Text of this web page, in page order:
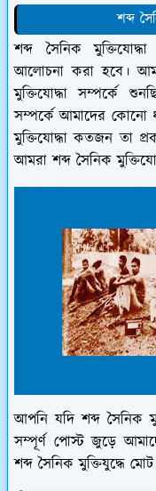
শব্দ
শব্দ সৈনিক
আলোচনা করা হবে।
মুক্তিযোদ্ধা সম্পর্কে
সম্পর্কে আমাদের কোনো
মুক্তিযোদ্ধা কতজন তা
আমরা শব্দ সৈনিক
আপনি যদি শব্দ সৈনিক
সম্পূর্ণ পোস্ট জুড়ে
শব্দ সৈনিক মুক্তিযুদ্ধে